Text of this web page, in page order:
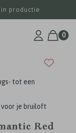
productie
0
tot een
je bruiloft
Red